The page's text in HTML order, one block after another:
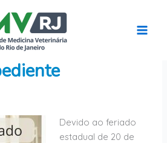
Devido ao feriado
estadual de 20 de